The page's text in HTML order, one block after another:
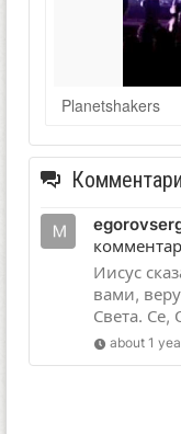
Planetshakers
Иисус
вами,
Света. Се,
about 1